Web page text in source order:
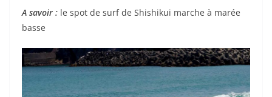
A savoir : le spot de surf de Shishikui marche à marée
basse